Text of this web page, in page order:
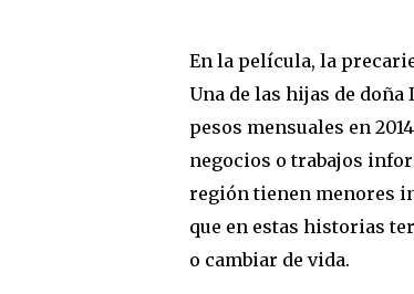
En la película, la
Una de las hijas de
pesos mensuales en
negocios o trabajos
región tienen menores
que en estas historias
o cambiar de vida.